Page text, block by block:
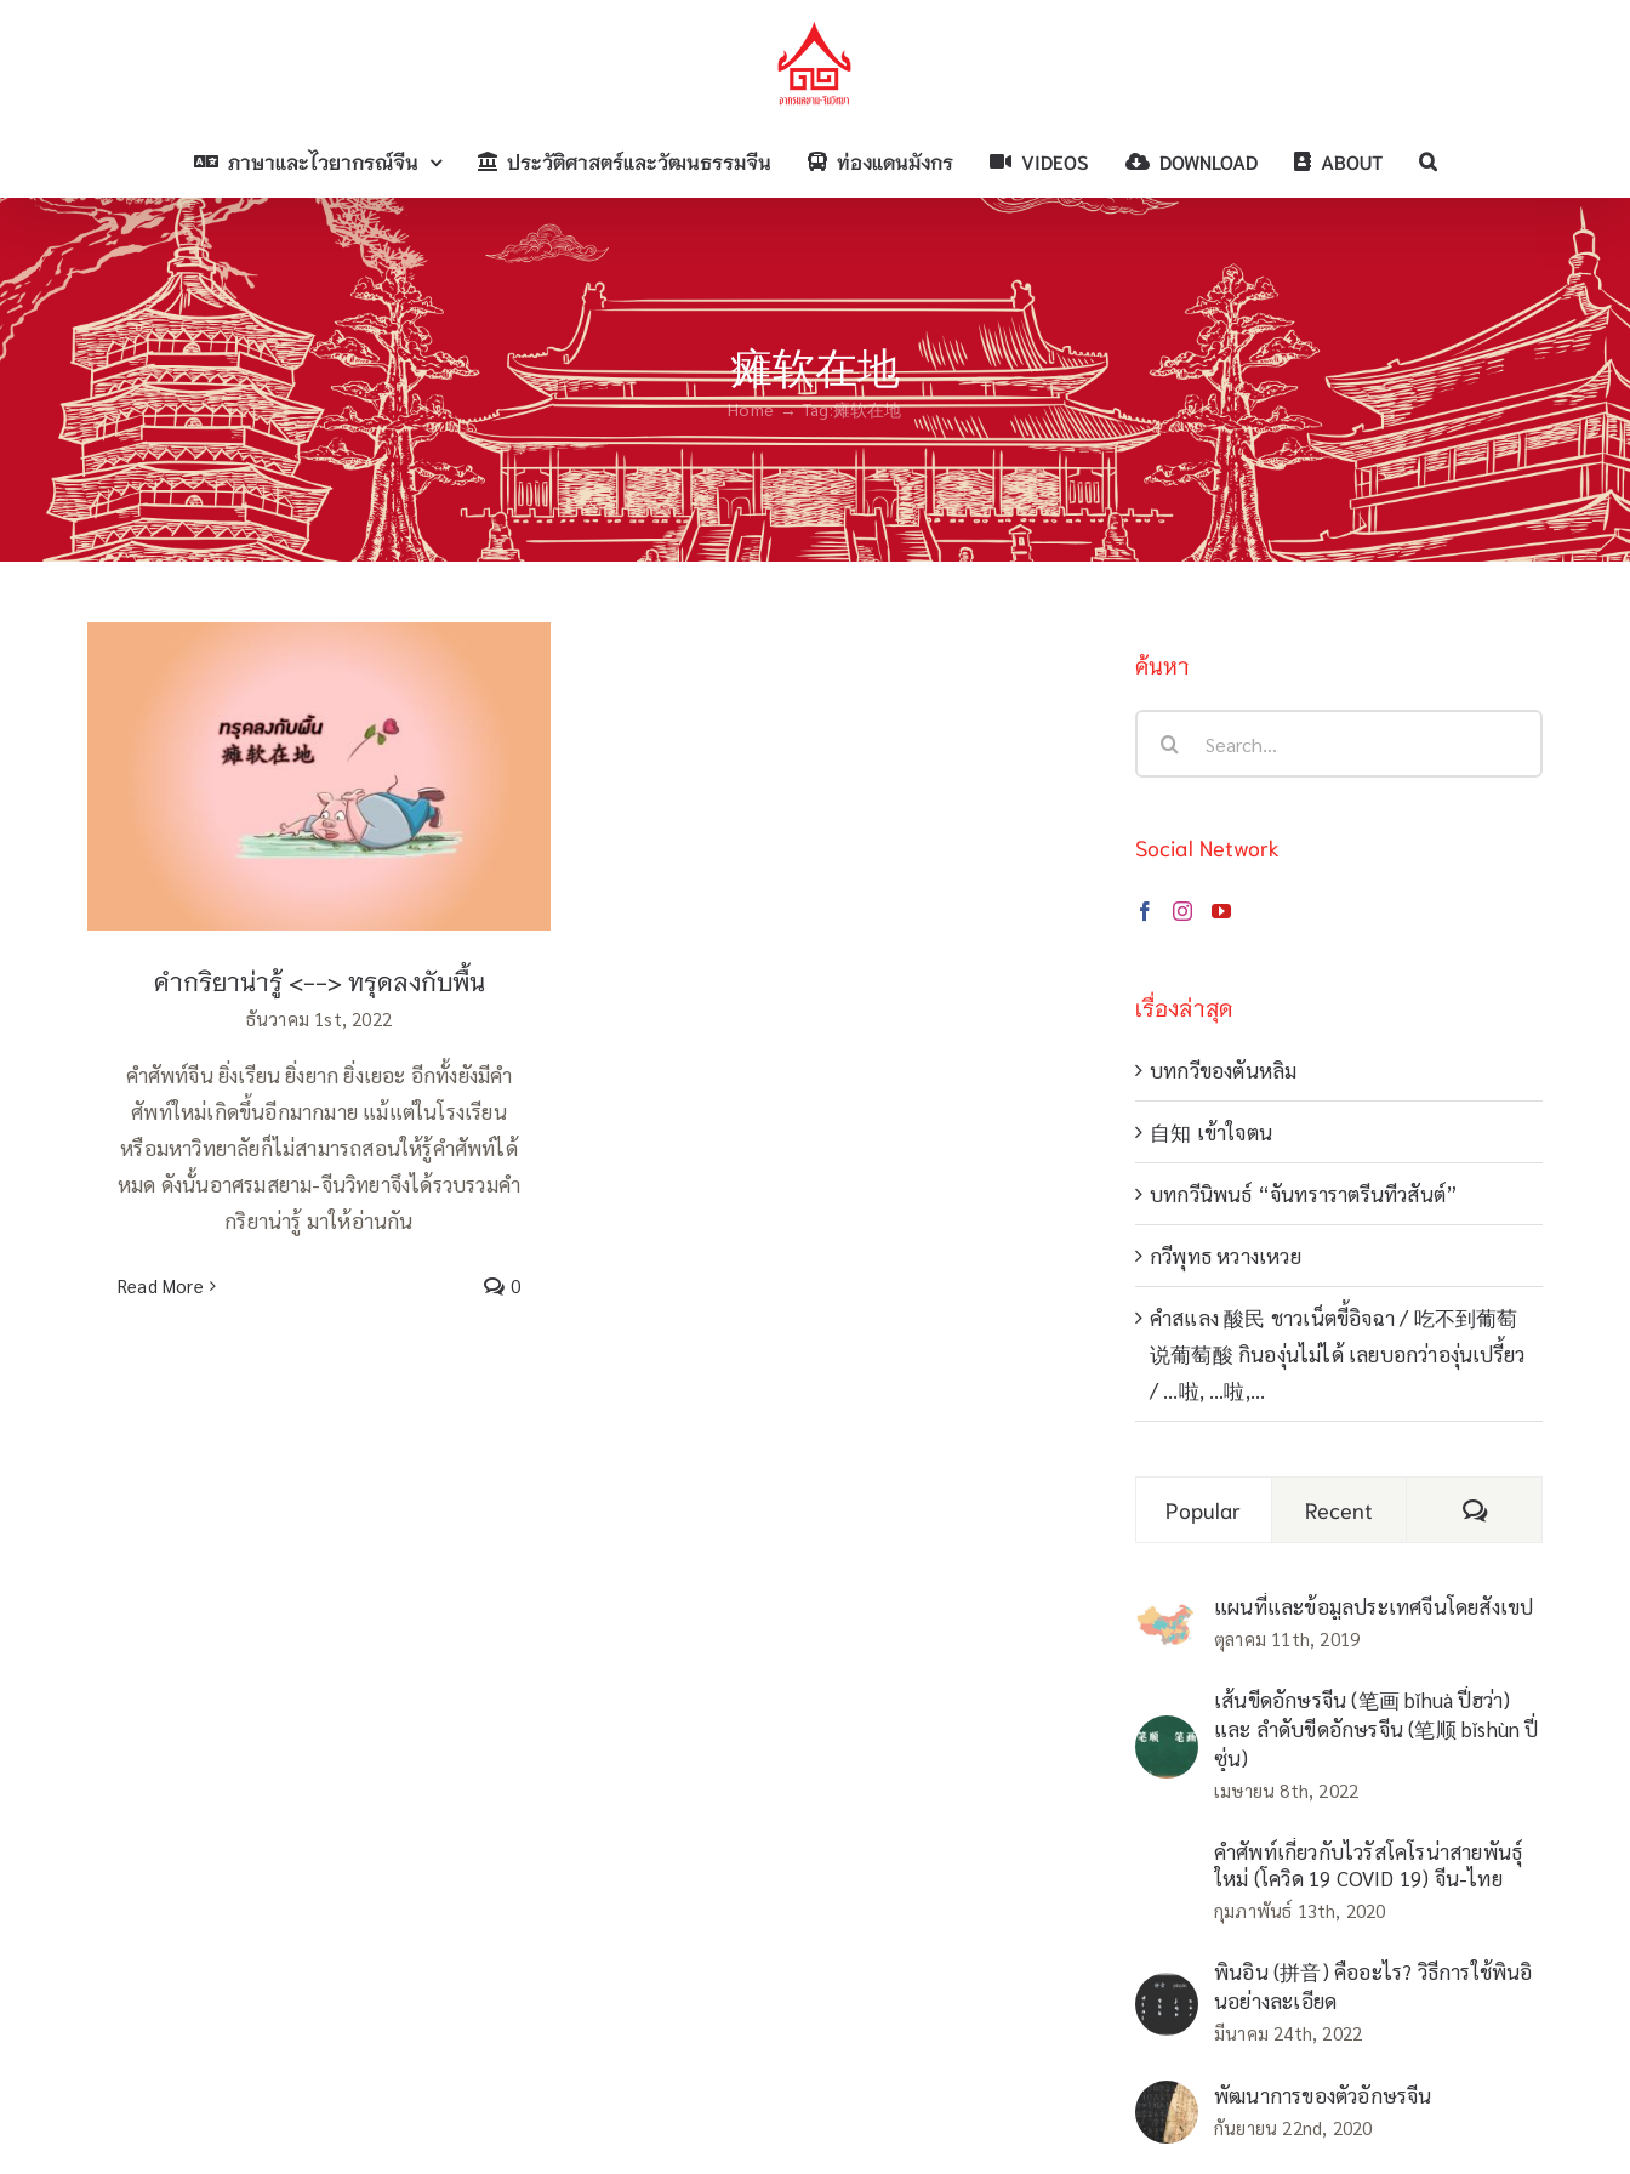
ภาษาและไวยากรณ์จีน ประวัติศาสตร์และวัฒนธรรมจีน ท่องแดนมังกร VIDEOS DOWNLOAD ABOUT
瘫软在地
Home Tag:瘫软在地
คำกริยาน่ารู้ ทรุดลงกับพื้น
คำกริยาน่ารู้ <--> ทรุดลงกับพื้น
ธันวาคม 1st, 2022
คำศัพท์จีน ยิ่งเรียน ยิ่งยาก ยิ่งเยอะ อีกทั้งยังมีคำ
ศัพท์ใหม่เกิดขึ้นอีกมากมาย แม้แต่ในโรงเรียน
หรือมหาวิทยาลัยก็ไม่สามารถสอนให้รู้คำศัพท์ได้
หมด ดังนั้นอาศรมสยาม-จีนวิทยาจึงได้รวบรวมคำ
กริยาน่ารู้ มาให้อ่านกัน
Read More 0
ค้นหา
Social Network
เรื่องล่าสุด
บทกวีของตันหลิม
自知 เข้าใจตน
บทกวีนิพนธ์ “จันทราราตรีนทีวสันต์”
กวีพุทธ หวางเหวย
คำสแลง 酸民 ชาวเน็ตขี้อิจฉา / 吃不到葡萄
说葡萄酸 กินองุ่นไม่ได้ เลยบอกว่าองุ่นเปรี้ยว
/ …啦, …啦,…
Popular Recent Comments
แผนที่และข้อมูลประเทศจีนโดยสังเขป
ตุลาคม 11th, 2019
เส้นขีดอักษรจีน (笔画 bǐhuà ปี่ฮว่า)
และ ลำดับขีดอักษรจีน (笔顺 bǐshùn ปี่
ซุ่น)
เมษายน 8th, 2022
คำศัพท์เกี่ยวกับไวรัสโคโรน่าสายพันธุ์
ใหม่ (โควิด 19 COVID 19) จีน-ไทย
กุมภาพันธ์ 13th, 2020
พินอิน (拼音) คืออะไร? วิธีการใช้พินอิ
นอย่างละเอียด
มีนาคม 24th, 2022
พัฒนาการของตัวอักษรจีน
กันยายน 22nd, 2020